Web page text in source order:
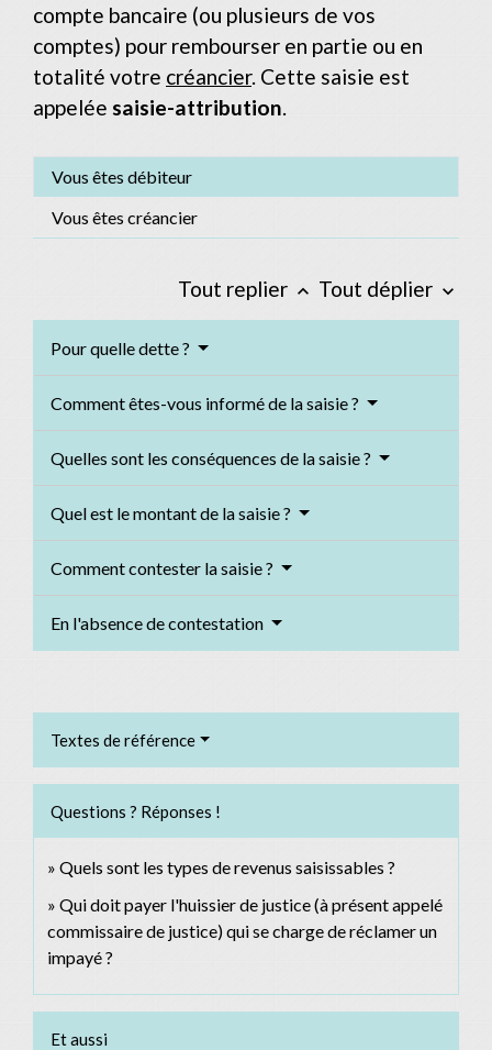
compte bancaire (ou plusieurs de vos
comptes) pour rembourser en partie ou en
totalité votre créancier. Cette saisie est
appelée saisie-attribution
Vous êtes débiteur
Vous êtes créancier
Tout replier keyboard_arrow_up Tout déplier keyboard_arrow_down
Pour quelle dette ?
Comment êtes-vous informé de la saisie ?
Quelles sont les conséquences de la saisie ?
Quel est le montant de la saisie ?
Comment contester la saisie ?
En l'absence de contestation
Textes de référence
Questions ? Réponses !
Quels sont les types de revenus saisissables ?
Qui doit payer l'huissier de justice (à présent appelé
commissaire de justice) qui se charge de réclamer un
impayé ?
Et aussi